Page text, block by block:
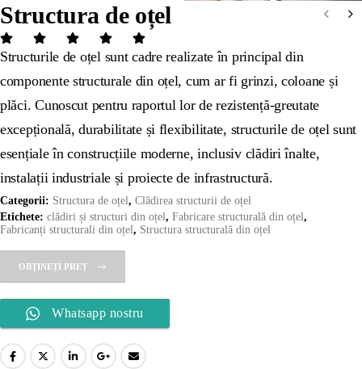
Structura de oțel
Structurile de oțel sunt cadre realizate în principal din
componente structurale din oțel, cum ar fi grinzi, coloane și
plăci. Cunoscut pentru raportul lor de rezistență-greutate
excepțională, durabilitate și flexibilitate, structurile de oțel sunt
esențiale în construcțiile moderne, inclusiv clădiri înalte,
instalații industriale și proiecte de infrastructură.
Categorii: Structura de oțel, Clădirea structurii de oțel
Etichete: clădiri și structuri din oțel, Fabricare structurală din oțel,
Fabricanți structurali din oțel, Structura structurală din oțel
OBȚINEȚI PREȚ
Whatsapp nostru